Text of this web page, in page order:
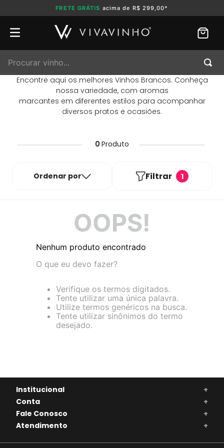
FRETE GRÁTIS acima de R$ 299,00*
Encontre aqui os melhores Vinhos Brancos. Conheça
nossa variedade, com aromas
marcantes em diferentes estilos para acompanhar
diversos pratos e ocasiões.
0 Produto
Ordenar por Filtrar 1
OOPS!
Nenhum produto encontrado
O que eu devo fazer?
Verifique os termos digitados.
Tente utilizar uma única palavra.
Utilize termos genéricos na busca.
Tente utilizar sinônimos do termo
desejado.
Institucional
+
Conta
+
Fale Conosco
+
Atendimento
+